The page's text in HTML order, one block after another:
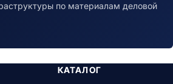
по материалам деловой
КАТАЛОГ